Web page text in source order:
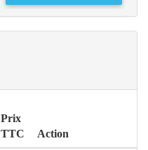
Prix
TTC
Action